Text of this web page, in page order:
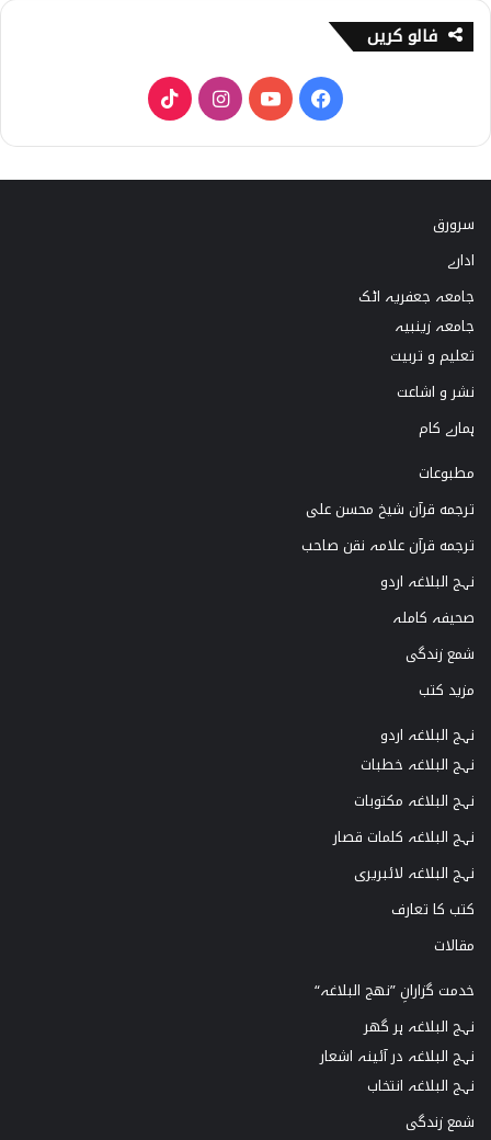
فالو کریں
F
a
c
Y
o
u
n
s
T
i
k
سرورق
ادارے
جامعہ جعفریہ اٹک
جامعہ زینبیہ
تعلیم و تربیت
نشر و اشاعت
ہمارے کام
مطبوعات
ترجمه قرآن شیخ محسن علی
ترجمه قرآن علامہ نقن صاحب
نہج البلاغہ اردو
صحیفہ کاملہ
شمع زندگی
مزید کتب
نہج البلاغہ اردو
نہج البلاغہ خطبات
نہج البلاغہ مکتوبات
نہج البلاغہ کلمات قصار
نہج البلاغہ لائبریری
کتب کا تعارف
مقالات
خدمت گزارانِ ”نھج البلاغہ“
نہج البلاغہ ہر گھر
نہج البلاغہ در آئینہ اشعار
نہج البلاغہ انتخاب
شمع زندگی